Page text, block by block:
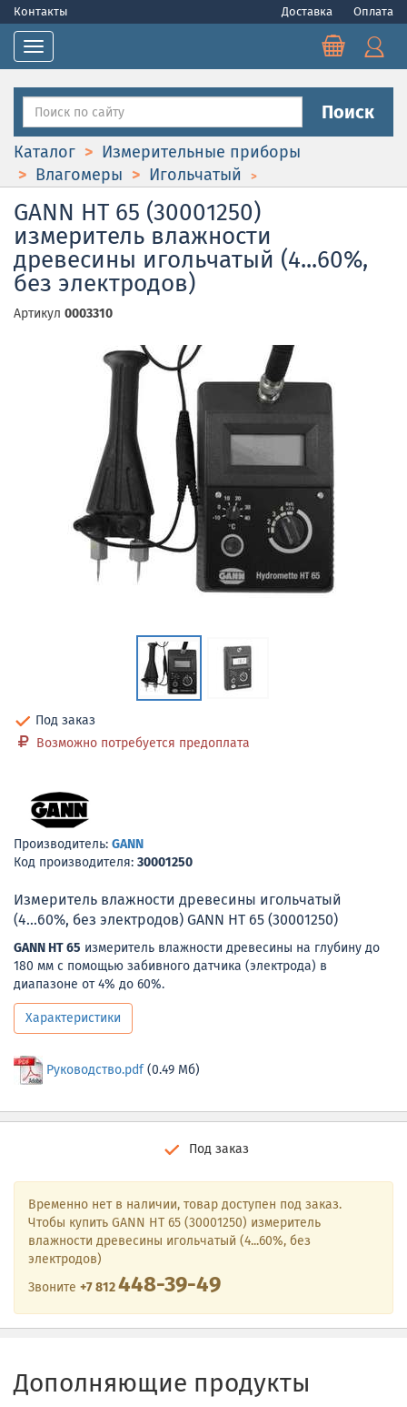
Контакты Доставка Оплата
Toggle navigation
Поиск
Каталог
Измерительные приборы
Влагомеры
Игольчатый
GANN HT 65 (30001250)
измеритель влажности
древесины игольчатый (4...60%,
без электродов)
Артикул 0003310
Под заказ
Возможно потребуется предоплата
Производитель: GANN
Код производителя: 30001250
Измеритель влажности древесины игольчатый
(4...60%, без электродов) GANN HT 65 (30001250)
GANN HT 65 измеритель влажности древесины на глубину до
180 мм с помощью забивного датчика (электрода) в
диапазоне от 4% до 60%.
Характеристики
Руководство.pdf(0.49 Мб)
Под заказ
Временно нет в наличии, товар доступен под заказ.
Чтобы купить GANN HT 65 (30001250) измеритель
влажности древесины игольчатый (4...60%, без
электродов)
Звоните +7 812448-39-49
Дополняющие продукты